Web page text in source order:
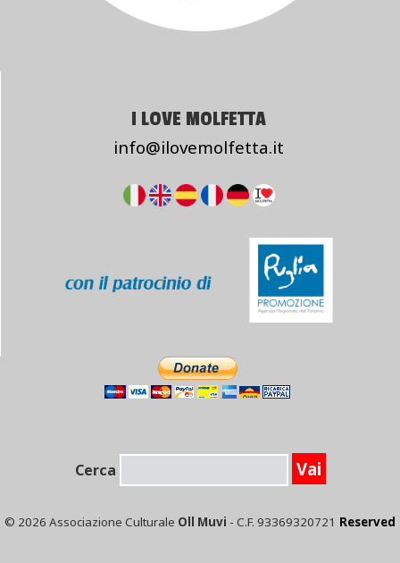
I LOVE MOLFETTA
info@ilovemolfetta.it
Cerca
© 2026 Associazione Culturale Oll Muvi - C.F. 93369320721 Reserved